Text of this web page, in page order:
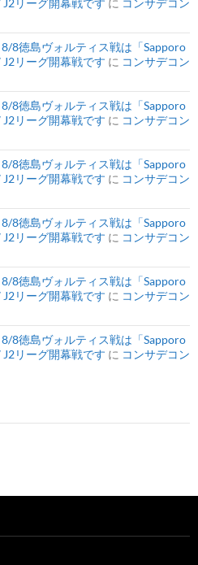
リーグ開幕戦です に コンサデコン
8徳島ヴォルティス戦は「Sapporo
リーグ開幕戦です に コンサデコン
8徳島ヴォルティス戦は「Sapporo
リーグ開幕戦です に コンサデコン
8徳島ヴォルティス戦は「Sapporo
リーグ開幕戦です に コンサデコン
8徳島ヴォルティス戦は「Sapporo
リーグ開幕戦です に コンサデコン
8徳島ヴォルティス戦は「Sapporo
リーグ開幕戦です に コンサデコン
8徳島ヴォルティス戦は「Sapporo
リーグ開幕戦です に コンサデコン